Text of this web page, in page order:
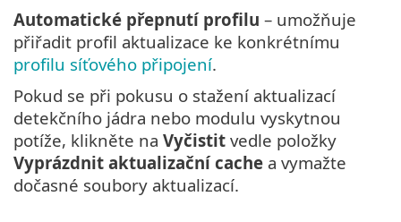
Automatické přepnutí profilu – umožňuje
přiřadit profil aktualizace ke konkrétnímu
profilu síťového připojení.
Pokud se při pokusu o stažení aktualizací
detekčního jádra nebo modulu vyskytnou
potíže, klikněte na Vyčistit vedle položky
Vyprázdnit aktualizační cache a vymažte
dočasné soubory aktualizací.